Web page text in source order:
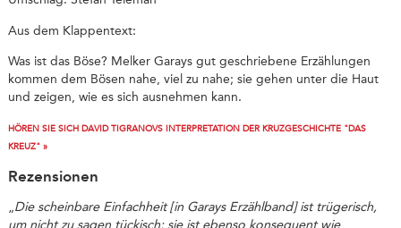
Aus dem Klappentext:
Was ist das Böse? Melker Garays gut geschriebene Erzählungen
kommen dem Bösen nahe, viel zu nahe; sie gehen unter die Haut
und zeigen, wie es sich ausnehmen kann.
HÖREN SIE SICH DAVID TIGRANOVS INTERPRETATION DER KRUZGESCHICHTE "DAS
KREUZ" »
Rezensionen
„Die scheinbare Einfachheit [in Garays Erzählband] ist trügerisch,